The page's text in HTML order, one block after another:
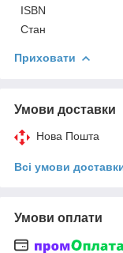
ISBN
Стан
Приховати
Умови доставки
Нова Пошта
Всі умови
Умови оплати